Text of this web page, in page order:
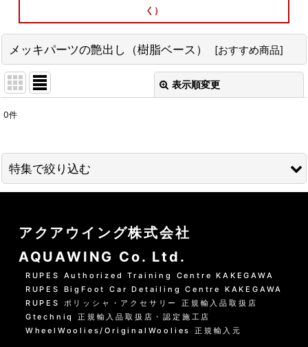
く）
メッキパーツの艶出し（樹脂ベース） [おすすめ商品]
表示順変更
並び順 :
0件
特集で絞り込む
水洗いの方法
グリーンシャンプー洗車の方法
PHリフレッシュシャンプー洗車
黒い筋状の水垢・古い保護層
アクアウイング株式会社
AQUAWING Co. Ltd.
RUPES Authorized Training Centre KAKEGAWA
RUPES BigFoot Car Detailing Centre KAKEGAWA
RUPES ポリッシャ・アクセサリー 正規輸入品取扱店
Gtechniq 正規輸入品取扱店・認定施工店
WheelWoolies/OriginalWoolies 正規輸入元